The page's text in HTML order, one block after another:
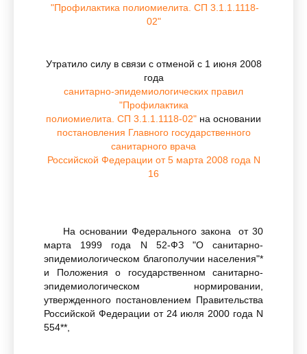
"Профилактика полиомиелита. СП 3.1.1.1118-
02"
Утратило силу в связи с отменой с 1 июня 2008
года
санитарно-эпидемиологических правил
"Профилактика
полиомиелита. СП 3.1.1.1118-02" на основании
постановления Главного государственного
санитарного врача
Российской Федерации от 5 марта 2008 года N
16
На основании Федерального закона от 30
марта 1999 года N 52-ФЗ "О санитарно-
эпидемиологическом благополучии населения"*
и Положения о государственном санитарно-
эпидемиологическом нормировании,
утвержденного постановлением Правительства
Российской Федерации от 24 июля 2000 года N
554**,